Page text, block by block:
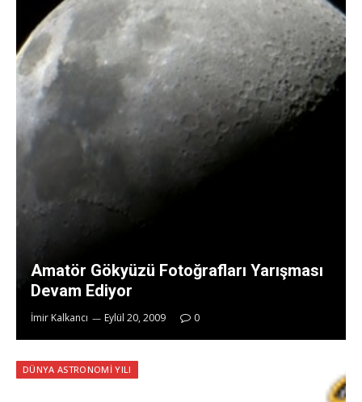
Amatör Gökyüzü Fotoğrafları Yarışması
Devam Ediyor
İmir Kalkancı Eylül 20, 2009 0
DÜNYA ASTRONOMI YILI